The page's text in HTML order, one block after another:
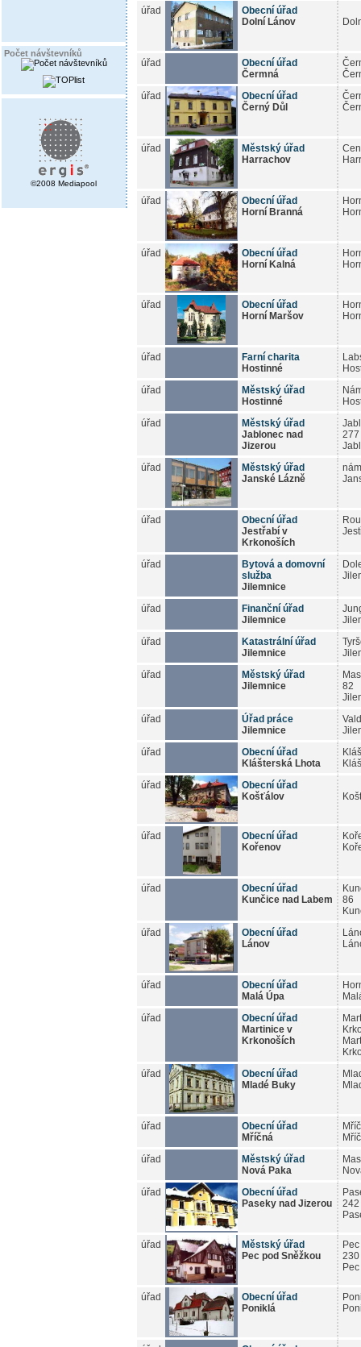
Počet návštevníků
©2008 Mediapool
úřad
Obecní úřad
Dolní Lánov
úřad
Obecní úřad
Čermná
úřad
Obecní úřad
Černý Důl
úřad
Městský úřad
Harrachov
úřad
Obecní úřad
Horní Branná
úřad
Obecní úřad
Horní Kalná
úřad
Obecní úřad
Horní Maršov
úřad
Farní charita
Hostinné
úřad
Městský úřad
Hostinné
úřad
Městský úřad
Jablonec nad
Jizerou
277
úřad
Městský úřad
Janské Lázně
úřad
Obecní úřad
Jestřabí v
Krkonoších
úřad
Bytová a domovní
služba
Jilemnice
úřad
Finanční úřad
Jilemnice
úřad
Katastrální úřad
Jilemnice
úřad
Městský úřad
Jilemnice
82
úřad
Úřad práce
Jilemnice
úřad
Obecní úřad
Klášterská Lhota
úřad
Obecní úřad
Košťálov
úřad
Obecní úřad
Kořenov
úřad
Obecní úřad
Kunčice nad Labem
86
úřad
Obecní úřad
Lánov
úřad
Obecní úřad
Malá Úpa
úřad
Obecní úřad
Martinice v
Krkonoších
úřad
Obecní úřad
Mladé Buky
úřad
Obecní úřad
Mříčná
úřad
Městský úřad
Nová Paka
úřad
Obecní úřad
Paseky nad Jizerou
242
úřad
Městský úřad
Pec pod Sněžkou
230
úřad
Obecní úřad
Poniklá